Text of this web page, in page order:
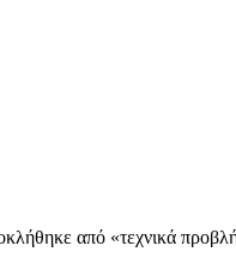
από «τεχνικά